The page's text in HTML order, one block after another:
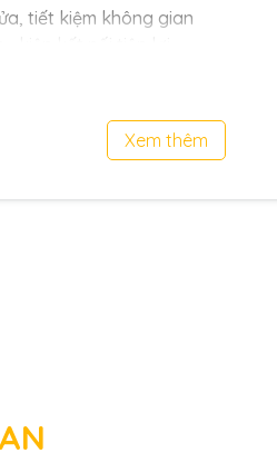
tiết kiệm không gian
Xem thêm